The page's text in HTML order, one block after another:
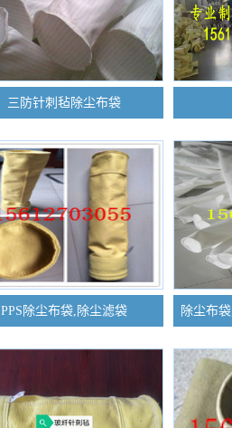
三防针刺毡除尘布袋
PPS除尘布袋,除尘滤袋 除尘布